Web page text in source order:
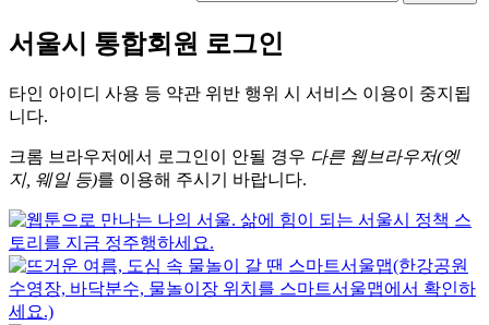
서울시 통합회원 로그인
타인 아이디 사용 등 약관 위반 행위 시 서비스 이용이 중지됩
니다.
크롬 브라우저에서 로그인이 안될 경우 다른 웹브라우저(엣
지, 웨일 등)를 이용해 주시기 바랍니다.